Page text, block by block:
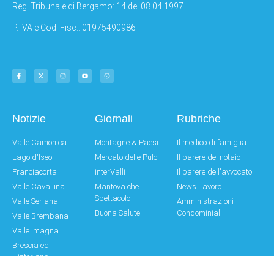
Reg: Tribunale di Bergamo: 14 del 08.04.1997
P. IVA e Cod. Fisc.: 01975490986
Notizie
Valle Camonica
Lago d'Iseo
Franciacorta
Valle Cavallina
Valle Seriana
Valle Brembana
Valle Imagna
Brescia ed
Giornali
Montagne & Paesi
Mercato delle Pulci
interValli
Mantova che
Spettacolo!
Buona Salute
Rubriche
Il medico di famiglia
Il parere del notaio
Il parere dell'avvocato
News Lavoro
Amministrazioni
Condominiali